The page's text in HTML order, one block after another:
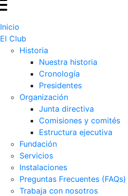
Inicio
El Club
Historia
Nuestra historia
Cronología
Presidentes
Organización
Junta directiva
Comisiones y comités
Estructura ejecutiva
Fundación
Servicios
Instalaciones
Preguntas Frecuentes (FAQs)
Trabaja con nosotros